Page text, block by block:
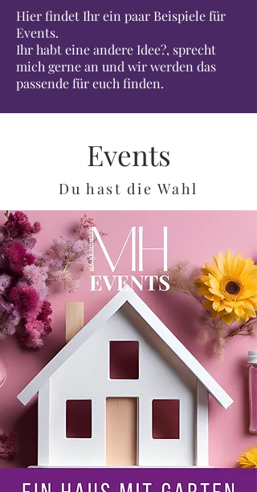
Hier findet Ihr ein paar Beispiele für
Events.
Ihr habt eine andere Idee?, sprecht
mich gerne an und wir werden das
passende für euch finden.
Events
Du hast die Wahl